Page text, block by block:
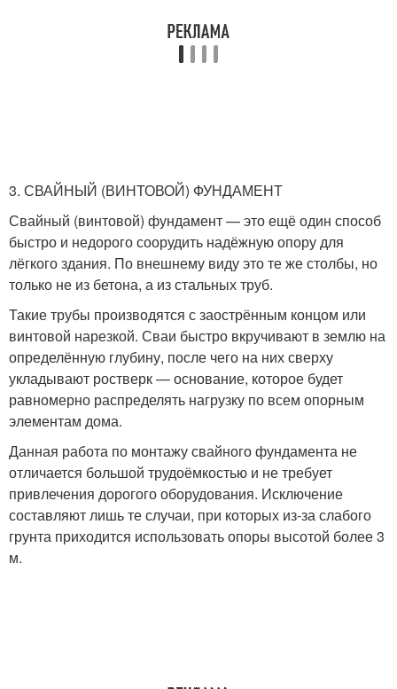
3. СВАЙНЫЙ (ВИНТОВОЙ) ФУНДАМЕНТ
Свайный (винтовой) фундамент — это ещё один способ
быстро и недорого соорудить надёжную опору для
лёгкого здания. По внешнему виду это те же столбы, но
только не из бетона, а из стальных труб.
Такие трубы производятся с заострённым концом или
винтовой нарезкой. Сваи быстро вкручивают в землю на
определённую глубину, после чего на них сверху
укладывают ростверк — основание, которое будет
равномерно распределять нагрузку по всем опорным
элементам дома.
Данная работа по монтажу свайного фундамента не
отличается большой трудоёмкостью и не требует
привлечения дорогого оборудования. Исключение
составляют лишь те случаи, при которых из-за слабого
грунта приходится использовать опоры высотой более 3
м.